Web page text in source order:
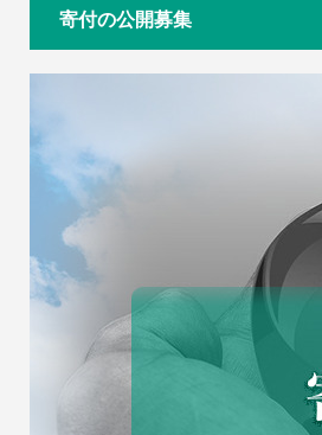
寄付の公開募集